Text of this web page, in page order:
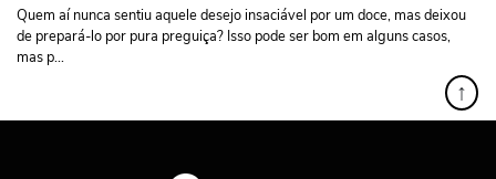
Quem aí nunca sentiu aquele desejo insaciável por um doce, mas deixou
de prepará-lo por pura preguiça? Isso pode ser bom em alguns casos,
mas p...
↑